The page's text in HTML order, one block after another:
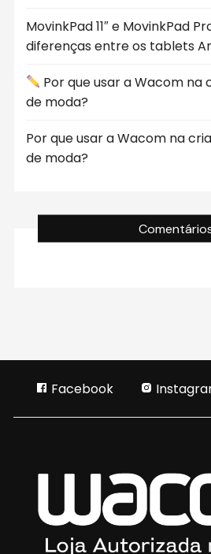
MovinkPad 11″ e MovinkPad
diferenças entre os tablets
Por que usar a Wacom na
de moda?
Por que usar a Wacom na
de moda?
Facebook